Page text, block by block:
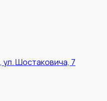
Шостаковича, 7